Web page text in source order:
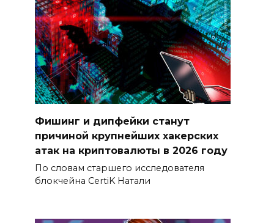
Фишинг и дипфейки станут
причиной крупнейших хакерских
атак на криптовалюты в 2026 году
По словам старшего исследователя
блокчейна CertiK Натали